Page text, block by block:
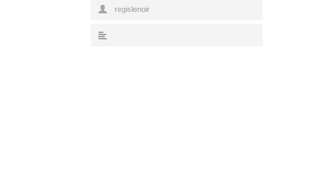
regislenoir